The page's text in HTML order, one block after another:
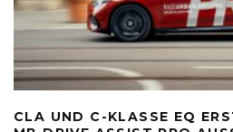
CLA UND C-KLASSE EQ